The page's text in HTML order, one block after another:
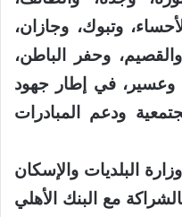
وتبوك، وجازان،
وحفر الباطن،
وعسير، في إطار جهود
ودعم المبادرات
البلديات والإسكان
مع البنك الأهلي